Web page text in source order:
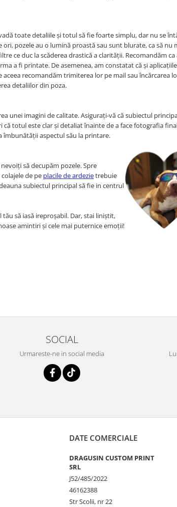
toate detaliile și totul să fie foarte simplu, dar nu se
pozele au o lumină proastă sau sunt blurate, ca să nu
ce duc la scăderea drastică a clarității. Recomandăm ca
a fi printate. De asemenea, am constatat că și
recomandăm trimiterea lor pe mail sau încărcarea
detaliilor din poza.
unei imagini de calitate. Asigurați-vă că subiectul
totul este clar și detaliat înainte de a face fotografia
îmbunătății aspectul său la printare.
să decupăm pozele. Spre
de pe placile de ardezietrebuie
subiectul principal să fie in centrul
să iasă ireproșabil. Dar, stai liniștit,
amintiri și cele mai puternice emoții!
SOCIAL
Urmareste-ne in social media
DATE COMERCIALE
DRAGUSIN CUSTOM PRINT
SRL
J52/485/2022
46162388
Str Scolii, nr 22